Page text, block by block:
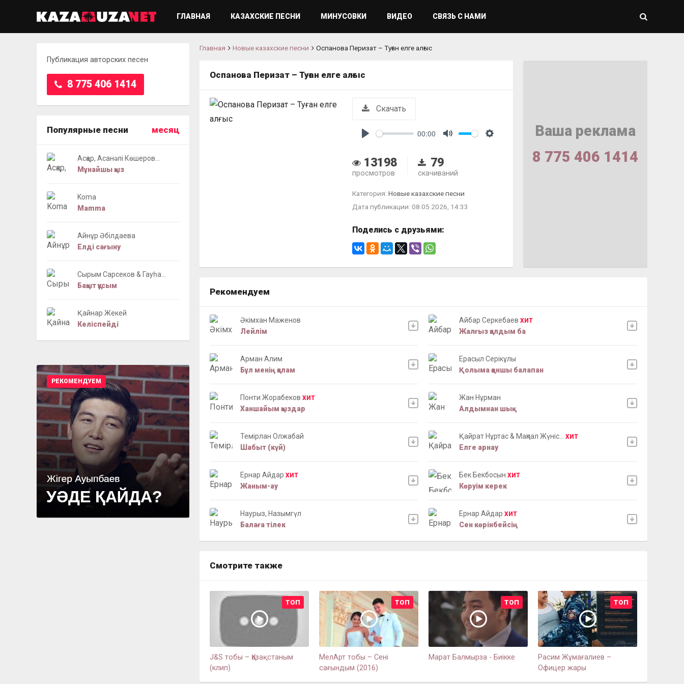
ГЛАВНАЯ КАЗАХСКИЕ ПЕСНИ МИНУСОВКИ ВИДЕО СВЯЗЬ С НАМИ
Публикация авторских песен
8 775 406 1414
Популярные песни месяц
Асқар, Асанәлі Көшеров...
Мұнайшы қыз
Koma
Mamma
Айнұр Әбілдаева
Елді сағыну
Сырым Сарсеков & Гауһа...
Бақыт құсым
Қайнар Жекей
Келіспейді
РЕКОМЕНДУЕМ
Главная Новые казахские песни Оспанова Перизат – Туған елге алғыс
Оспанова Перизат – Туған елге алғыс
Скачать
00:00
13198
просмотров
79
скачиваний
Категория: Новые казахские песни
Дата публикации: 08.05.2026, 14:33
Поделись с друзьями:
Ваша реклама
8 775 406 1414
Рекомендуем
Əкімхан Маженов
Лейлім
Айбар Серкебаев ХИТ
Жалғыз қалдым ба
Арман Алим
Бұл менің қалам
Ерасыл Серікұлы
Қолыма қоншы балапан
Понти Жорабеков ХИТ
Ханшайым қыздар
Жан Нұрман
Алдымнан шық
Темірлан Олжабай
Шабыт (күй)
Қайрат Нұртас & Мақпал Жүніс... ХИТ
Елге арнау
Ернар Айдар ХИТ
Жаным-ау
Бек Бекбосын ХИТ
Көруім керек
Наурыз, Назымгүл
Балаға тілек
Ернар Айдар ХИТ
Сен көрінбейсің
Смотрите также
ТОП
J&S тобы – Қазақстаным
(клип)
ТОП
МелАрт тобы – Сені
сағындым (2016)
ТОП
Марат Балмырза - Биікке
ТОП
Расим Жұмағалиев –
Офицер жары